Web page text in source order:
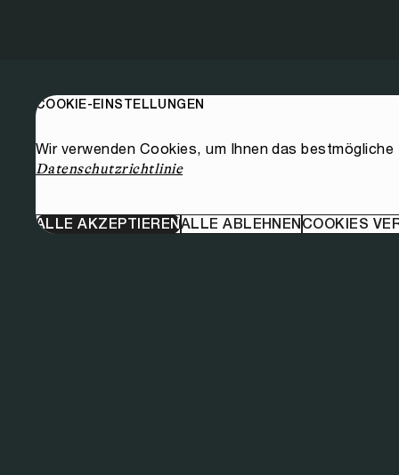
COOKIE-EINSTELLUNGEN
Wir verwenden Cookies, um Ihnen das
Datenschutzrichtlinie
ALLE AKZEPTIERENALLE ABLEHNENCOOKIES